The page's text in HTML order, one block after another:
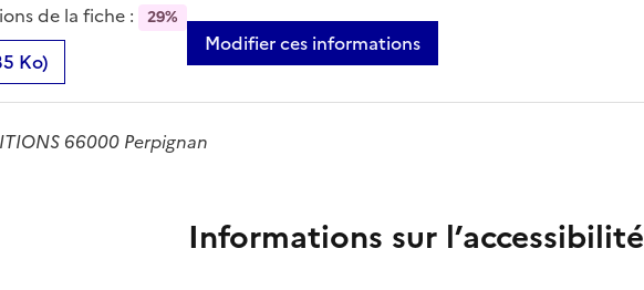
de la fiche : 29%
Ko)
Modifier ces informations
66000 Perpignan
Informations sur l’accessibilité